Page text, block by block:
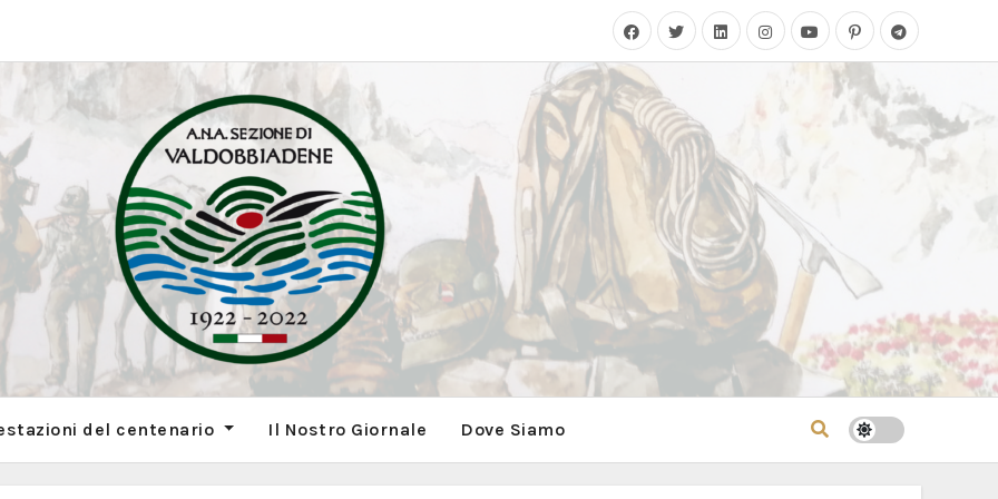
del centenario Il Nostro Giornale Dove Siamo